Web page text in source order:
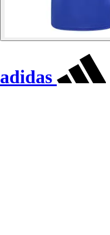
adidas